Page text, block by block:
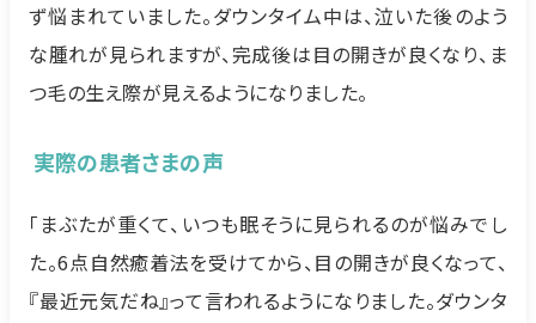
ず悩まれていました。ダウンタイム中は、泣いた後のよう
な腫れが見られますが、完成後は目の開きが良くなり、ま
つ毛の生え際が見えるようになりました。
実際の患者さまの声
「まぶたが重くて、いつも眠そうに見られるのが悩みでし
た。6点自然癒着法を受けてから、目の開きが良くなって、
『最近元気だね』って言われるようになりました。ダウンタ